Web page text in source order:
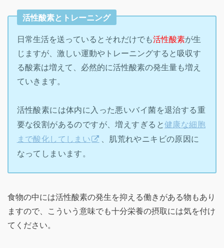
活性酸素とトレーニング
日常生活を送っているとそれだけでも活性酸素が生
じますが、激しい運動やトレーニングすると吸収す
る酸素は増えて、必然的に活性酸素の発生量も増え
ていきます。
活性酸素には体内に入った悪いバイ菌を退治する重
要な役割があるのですが、増えすぎると健康な細胞
まで酸化してしまい
、肌荒れやニキビの原因に
なってしまいます。
食物の中には活性酸素の発生を抑える働きがある物もあり
ますので、こういう意味でも十分栄養の摂取には気を付け
てください。